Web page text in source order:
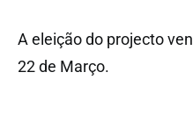
A eleição do projecto
22 de Março.